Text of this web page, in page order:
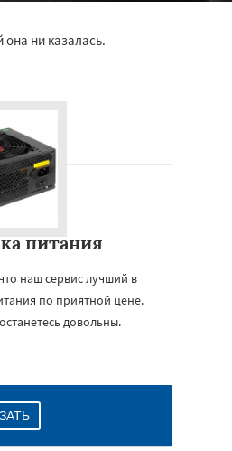
ни казалась.
питания
наш сервис лучший в
по приятной цене.
довольны.